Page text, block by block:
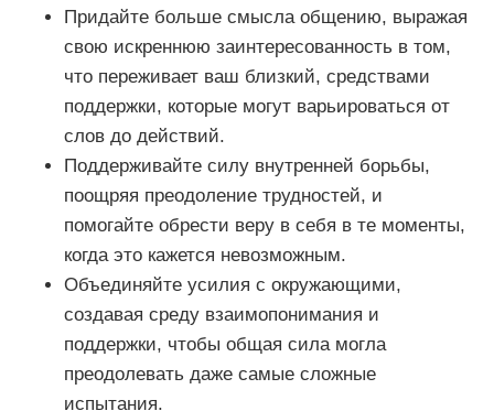
Придайте больше смысла общению, выражая
свою искреннюю заинтересованность в том,
что переживает ваш близкий, средствами
поддержки, которые могут варьироваться от
слов до действий.
Поддерживайте силу внутренней борьбы,
поощряя преодоление трудностей, и
помогайте обрести веру в себя в те моменты,
когда это кажется невозможным.
Объединяйте усилия с окружающими,
создавая среду взаимопонимания и
поддержки, чтобы общая сила могла
преодолевать даже самые сложные
испытания.